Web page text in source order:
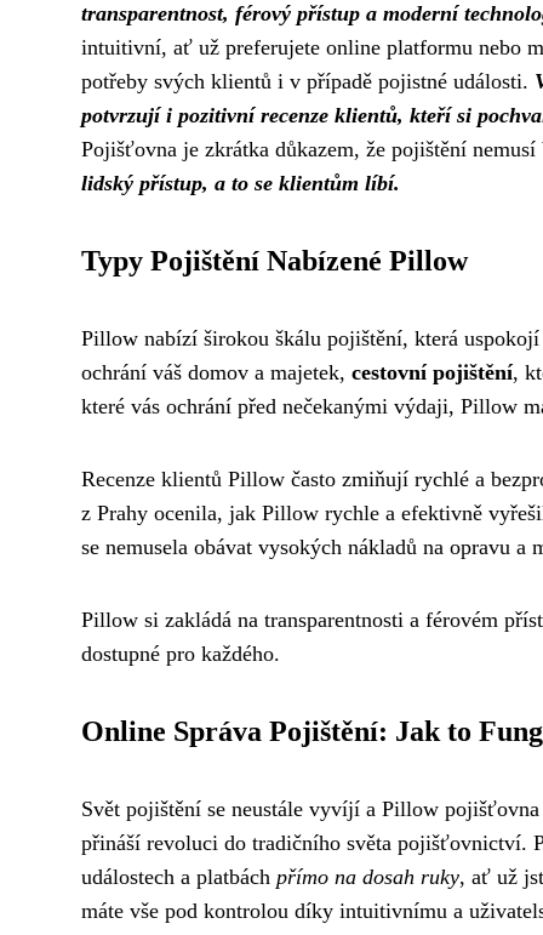
transparentnost, férový přístup a moderní
intuitivní, ať už preferujete online platformu nebo
potřeby svých klientů i v případě pojistné události.
potvrzují i ​​pozitivní recenze klientů, kteří si
Pojišťovna je zkrátka důkazem, že pojištění
lidský přístup, a to se klientům líbí.
Typy Pojištění Nabízené Pillow
Pillow nabízí širokou škálu pojištění, která
ochrání váš domov a majetek, cestovní pojištění,
které vás ochrání před nečekanými výdaji, Pillow
Recenze klientů Pillow často zmiňují rychlé a
z Prahy ocenila, jak Pillow rychle a efektivně
se nemusela obávat vysokých nákladů na opravu
Pillow si zakládá na transparentnosti a férovém
dostupné pro každého.
Online Správa Pojištění: Jak to
Svět pojištění se neustále vyvíjí a Pillow
přináší revoluci do tradičního světa pojišťovnictví.
událostech a platbách přímo na dosah ruky, ať už
máte vše pod kontrolou díky intuitivnímu a